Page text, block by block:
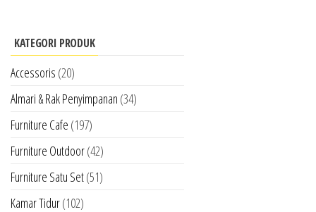
KATEGORI PRODUK
Accessoris (20)
Almari & Rak Penyimpanan (34)
Furniture Cafe (197)
Furniture Outdoor(42)
Furniture Satu Set(51)
Kamar Tidur(102)